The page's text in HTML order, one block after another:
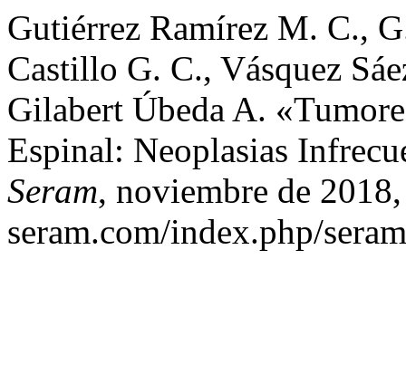
Gutiérrez Ramírez M. C.,
Castillo G. C., Vásquez
Gilabert Úbeda A.
Espinal: Neoplasias
Seram, noviembre de
seram.com/index.php/